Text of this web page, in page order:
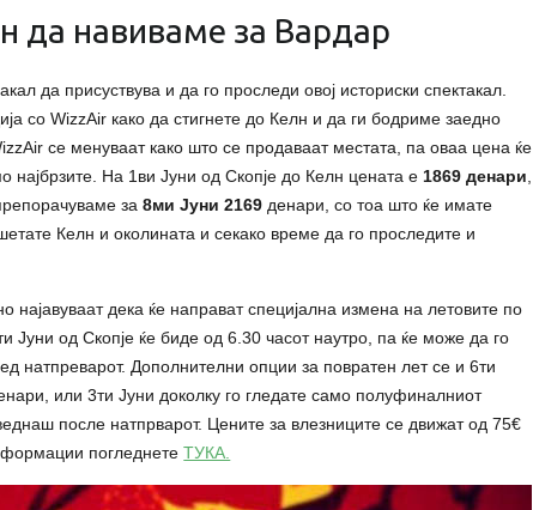
да навиваме за Вардар
да присуствува и да го проследи овој историски спектакал.
со WizzAir како да стигнете до Келн и да ги бодриме заедно
се менуваат како што се продаваат местата, па оваа цена ќе
најбрзите. На 1ви Јуни од Скопје до Келн цената е 1869 денари
за8ми Јуни 2169 денари, со тоа што ќе имате
Келн и околината и секако време да го проследите и
најавуваат дека ќе направат специјална измена на летовите по
Јуни од Скопје ќе биде од 6.30 часот наутро, па ќе може да го
натпреварот. Дополнителни опции за повратен лет се и 6ти
или 3ти Јуни доколку го гледате само полуфиналниот
после натпрварот. Цените за влезниците се движат од 75€
погледнетеТУКА.